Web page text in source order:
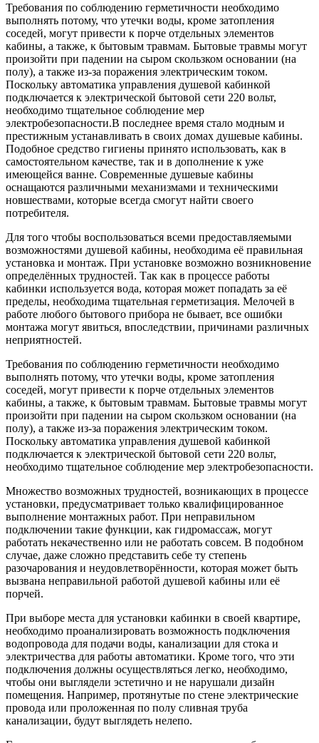
Требования по соблюдению герметичности необходимо
выполнять потому, что утечки воды, кроме затопления
соседей, могут привести к порче отдельных элементов
кабины, а также, к бытовым травмам. Бытовые травмы могут
произойти при падении на сыром скользком основании (на
полу), а также из-за поражения электрическим током.
Поскольку автоматика управления душевой кабинкой
подключается к электрической бытовой сети 220 вольт,
необходимо тщательное соблюдение мер
электробезопасности.В последнее время стало модным и
престижным устанавливать в своих домах душевые кабины.
Подобное средство гигиены принято использовать, как в
самостоятельном качестве, так и в дополнение к уже
имеющейся ванне. Современные душевые кабины
оснащаются различными механизмами и техническими
новшествами, которые всегда смогут найти своего
потребителя.
Для того чтобы воспользоваться всеми предоставляемыми
возможностями душевой кабины, необходима её правильная
установка и монтаж. При установке возможно возникновение
определённых трудностей. Так как в процессе работы
кабинки используется вода, которая может попадать за её
пределы, необходима тщательная герметизация. Мелочей в
работе любого бытового прибора не бывает, все ошибки
монтажа могут явиться, впоследствии, причинами различных
неприятностей.
Требования по соблюдению герметичности необходимо
выполнять потому, что утечки воды, кроме затопления
соседей, могут привести к порче отдельных элементов
кабины, а также, к бытовым травмам. Бытовые травмы могут
произойти при падении на сыром скользком основании (на
полу), а также из-за поражения электрическим током.
Поскольку автоматика управления душевой кабинкой
подключается к электрической бытовой сети 220 вольт,
необходимо тщательное соблюдение мер электробезопасности.
Множество возможных трудностей, возникающих в процессе
установки, предусматривает только квалифицированное
выполнение монтажных работ. При неправильном
подключении такие функции, как гидромассаж, могут
работать некачественно или не работать совсем. В подобном
случае, даже сложно представить себе ту степень
разочарования и неудовлетворённости, которая может быть
вызвана неправильной работой душевой кабины или её
порчей.
При выборе места для установки кабинки в своей квартире,
необходимо проанализировать возможность подключения
водопровода для подачи воды, канализации для стока и
электричества для работы автоматики. Кроме того, что эти
подключения должны осуществляться легко, необходимо,
чтобы они выглядели эстетично и не нарушали дизайн
помещения. Например, протянутые по стене электрические
провода или проложенная по полу сливная труба
канализации, будут выглядеть нелепо.